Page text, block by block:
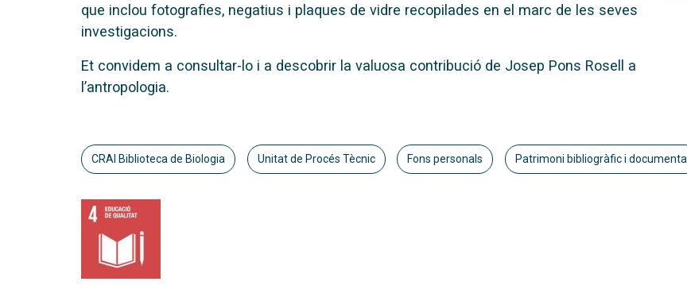
que inclou fotografies, negatius i plaques de vidre recopilades en el marc de les seves
investigacions.
Et convidem a consultar-lo i a descobrir la valuosa contribució de Josep Pons Rosell a
l’antropologia.
CRAI Biblioteca de Biologia Unitat de Procés Tècnic Fons personals Patrimoni bibliogràfic i documental